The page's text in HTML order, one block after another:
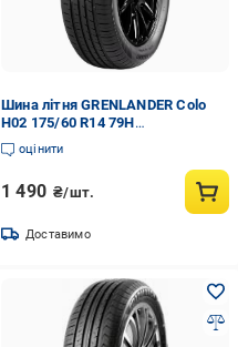
Шина літня GRENLANDER Colo
H02 175/60 R14 79H
(1002458707)
оцінити
1 490 ₴/шт.
Доставимо